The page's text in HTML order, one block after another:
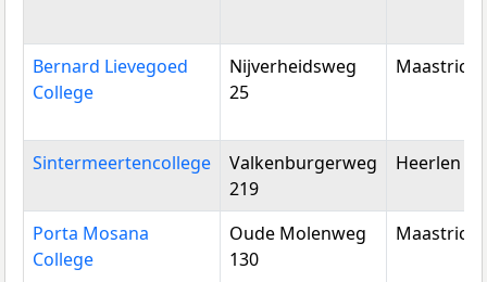
Bernard Lievegoed
College
Nijverheidsweg
25
Maastricht
Sintermeertencollege
Valkenburgerweg
219
Heerlen
Porta Mosana
College
Oude Molenweg
130
Maastricht